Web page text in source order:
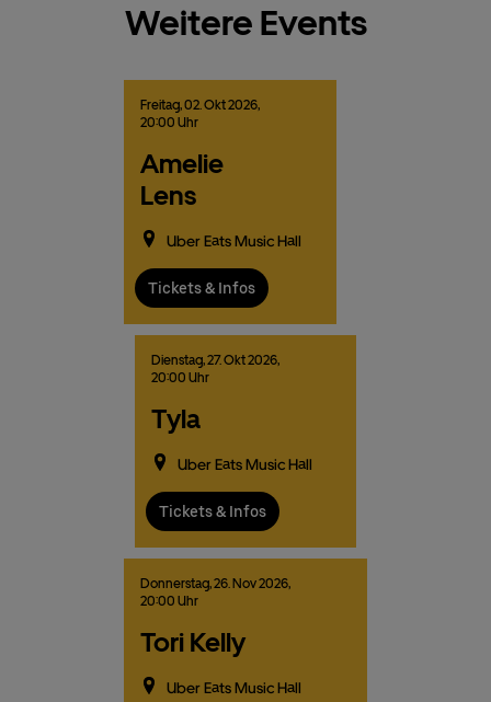
Weitere Events
Freitag,02. Okt2026,
20:00 Uhr
Amelie
Lens
Uber Eats Music Hall
Tickets & Infos
Dienstag,27.Okt2026,
20:00 Uhr
Tyla
Uber Eats Music Hall
Tickets & Infos
Donnerstag,26. Nov2026,
20:00 Uhr
Tori Kelly
Uber Eats Music Hall